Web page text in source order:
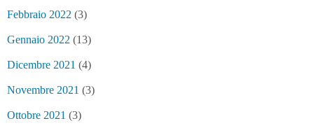
Febbraio 2022 (3)
Gennaio 2022 (13)
Dicembre 2021 (4)
Novembre 2021 (3)
Ottobre 2021 (3)